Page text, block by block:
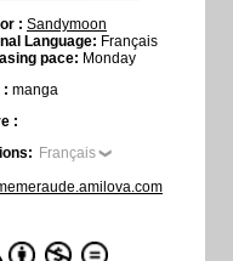
: Sandymoon
Language: Français
pace: Monday
: manga
:
Français